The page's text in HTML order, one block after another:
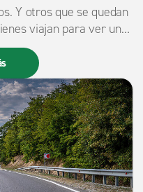
Y otros que se quedan
viajan para ver un
ese viaje en algo
a otra. Un plan
De eso se trata Rutas
el verdadero viaje no
silbatazo final.